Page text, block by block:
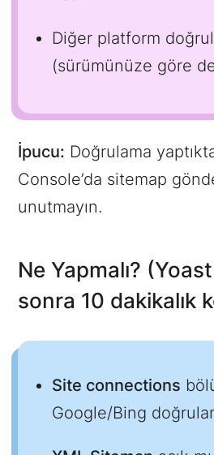
Diğer platform
(sürümünüze göre
İpucu: Doğrulama
Console’da sitemap
unutmayın.
Ne Yapmalı?
sonra 10 dakikalık
Site connections
Google/Bing